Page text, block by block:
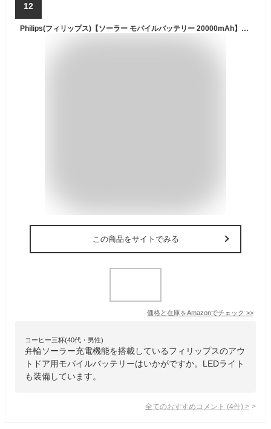
12
Philips(フィリップス)【ソーラー モバイルバッテリー 20000mAh】ソーラー充電器 ソーラーチャージャー 4way蓄電 大容量充電器 ５ポート 入出力兼用/急速充電/高輝度 LED/SOSライト付き 耐衝撃 旅行/キャンプ/災害/非常用グッズ ios/Android 対応 PSE認証済 DLP7726N (ブラック)
この商品をサイトでみる
価格と在庫をAmazonでチェック >>
コーヒー三杯(40代・男性)
弁輪ソーラー充電機能を搭載しているフィリップスのアウ
トドア用モバイルバッテリーはいかがですか。LEDライト
も装備しています。
全てのおすすめコメント (4件) >